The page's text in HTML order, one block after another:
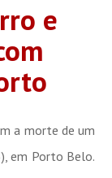
e
a morte de um
em Porto Belo.